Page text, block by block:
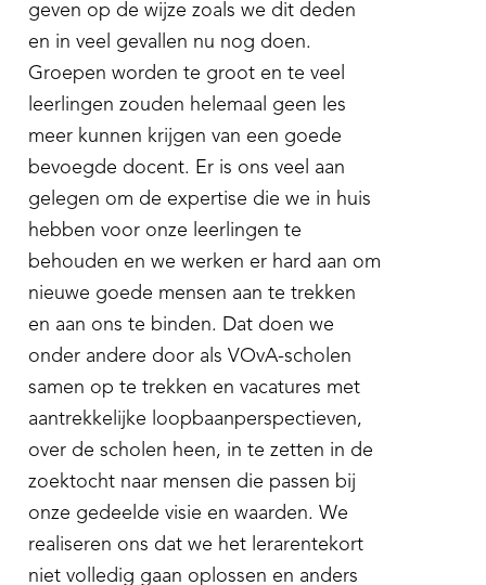
geven op de wijze zoals we dit deden
en in veel gevallen nu nog doen.
Groepen worden te groot en te veel
leerlingen zouden helemaal geen les
meer kunnen krijgen van een goede
bevoegde docent. Er is ons veel aan
gelegen om de expertise die we in huis
hebben voor onze leerlingen te
behouden en we werken er hard aan om
nieuwe goede mensen aan te trekken
en aan ons te binden. Dat doen we
onder andere door als VOvA-scholen
samen op te trekken en vacatures met
aantrekkelijke loopbaanperspectieven,
over de scholen heen, in te zetten in de
zoektocht naar mensen die passen bij
onze gedeelde visie en waarden. We
realiseren ons dat we het lerarentekort
niet volledig gaan oplossen en anders